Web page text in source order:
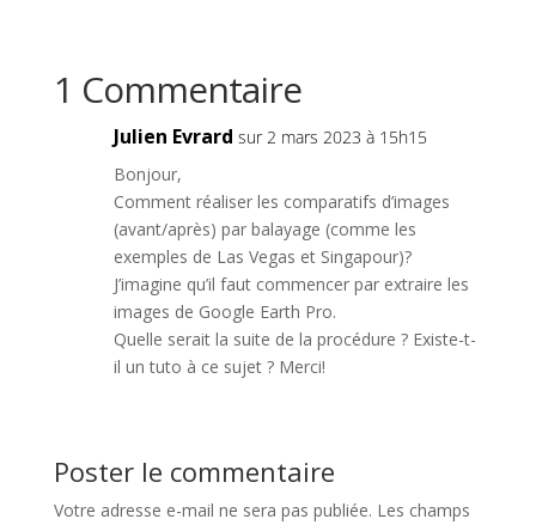
1 Commentaire
Julien Evrard sur 2 mars 2023 à 15h15
Bonjour,
Comment réaliser les comparatifs d’images
(avant/après) par balayage (comme les
exemples de Las Vegas et Singapour)?
J’imagine qu’il faut commencer par extraire les
images de Google Earth Pro.
Quelle serait la suite de la procédure ? Existe-t-
il un tuto à ce sujet ? Merci!
Poster le commentaire
Votre adresse e-mail ne sera pas publiée. Les champs